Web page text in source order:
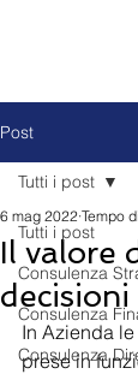
Post
Tutti i post
Consulenza
Consulenza
Consulenza
Tutti i post
Il valore
6 mag 2022 Tempo
In Azienda
prese in